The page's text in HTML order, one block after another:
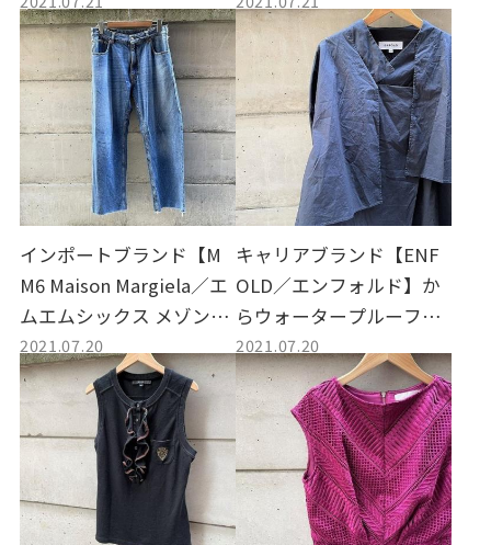
を買取しました。
インポートブランド【M
M6 Maison Margiela／エ
ムエムシックス メゾンマ
ルジェラ】からデニムパ
ンツ買取しました。
2021.07.20
キャリアブランド【ENF
OLD／エンフォルド】か
らウォータープルーフレ
イヤードポプリンシャツ
買取しました。
2021.07.20